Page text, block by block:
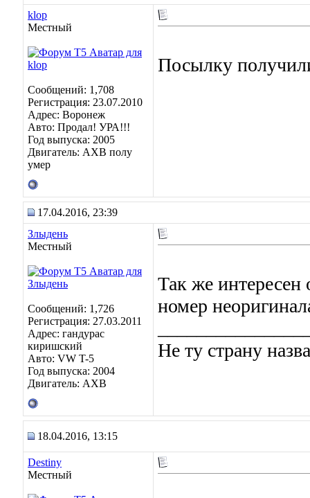
klop
Местный
Сообщений: 1,708
Регистрация: 23.07.2010
Адрес: Воронеж
Авто: Продал! УРА!!!
Год выпуска: 2005
Двигатель: АХВ полу
умер
Посылку
17.04.2016, 23:39
Злыдень
Местный
Сообщений: 1,726
Регистрация: 27.03.2011
Адрес: гандурас
киришский
Авто: VW T-5
Год выпуска: 2004
Двигатель: AXB
Так же интересен
номер
Не ту страну
18.04.2016, 13:15
Destiny
Местный